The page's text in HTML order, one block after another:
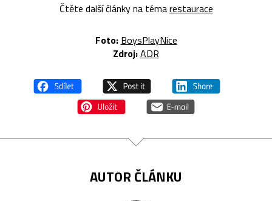
Čtěte další články na témarestaurace
Foto: BoysPlayNice
Zdroj:ADR
AUTOR ČLÁNKU